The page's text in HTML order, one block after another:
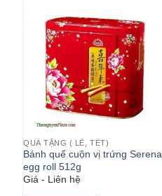
QUÀ TẶNG ( LỄ, TẾT)
Bánh quế cuộn vị trứng Serena
egg roll 512g
Giá - Liên hệ